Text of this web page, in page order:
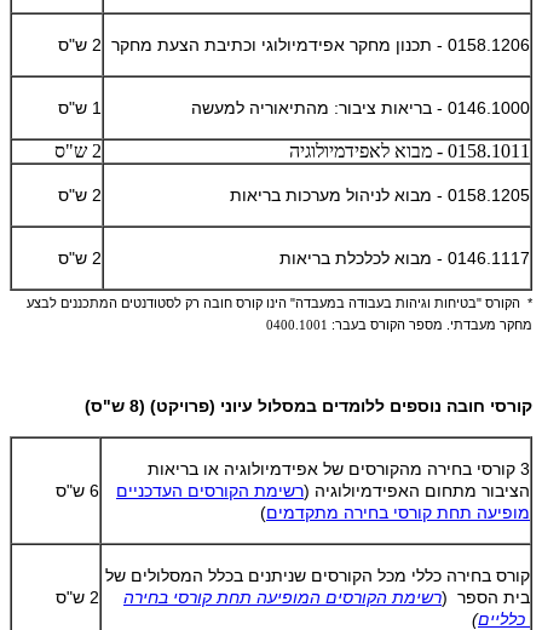
0158.1206 - תכנון מחקר אפידמיולוגי וכתיבת הצעת מחקר 2 ש"ס
0146.1000 - בריאות ציבור: מהתיאוריה למעשה 1 ש"ס
0158.1011 - מבוא לאפידמיולוגיה 2 ש"ס
0158.1205 - מבוא לניהול מערכות בריאות 2 ש"ס
0146.1117 - מבוא לכלכלת בריאות 2 ש"ס
* הקורס "בטיחות וגיהות בעבודה במעבדה" הינו קורס חובה רק לסטודנטים המתכננים לבצע
מחקר מעבדתי. מספר הקורס בעבר: 0400.1001
קורסי חובה נוספים ללומדים במסלול עיוני (פרויקט) (8 ש"ס)
3 קורסי בחירה מהקורסים של אפידמיולוגיה או בריאות
הציבור מתחום האפידמיולוגיה (רשימת הקורסים העדכניים
מופיעה תחת קורסי בחירה מתקדמים)
6 ש"ס
קורס בחירה כללי מכל הקורסים שניתנים בכלל המסלולים של
בית הספר (רשימת הקורסים המופיעה תחת קורסי בחירה
כלליים)
2 ש"ס